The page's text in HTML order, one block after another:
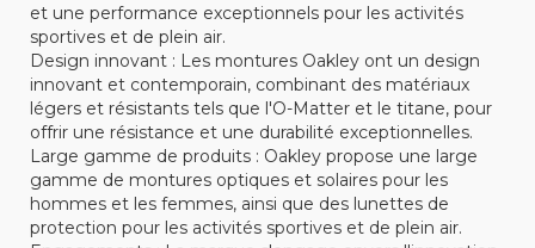
et une performance exceptionnels pour les activités
sportives et de plein air.
Design innovant : Les montures Oakley ont un design
innovant et contemporain, combinant des matériaux
légers et résistants tels que l'O-Matter et le titane, pour
offrir une résistance et une durabilité exceptionnelles.
Large gamme de produits : Oakley propose une large
gamme de montures optiques et solaires pour les
hommes et les femmes, ainsi que des lunettes de
protection pour les activités sportives et de plein air.